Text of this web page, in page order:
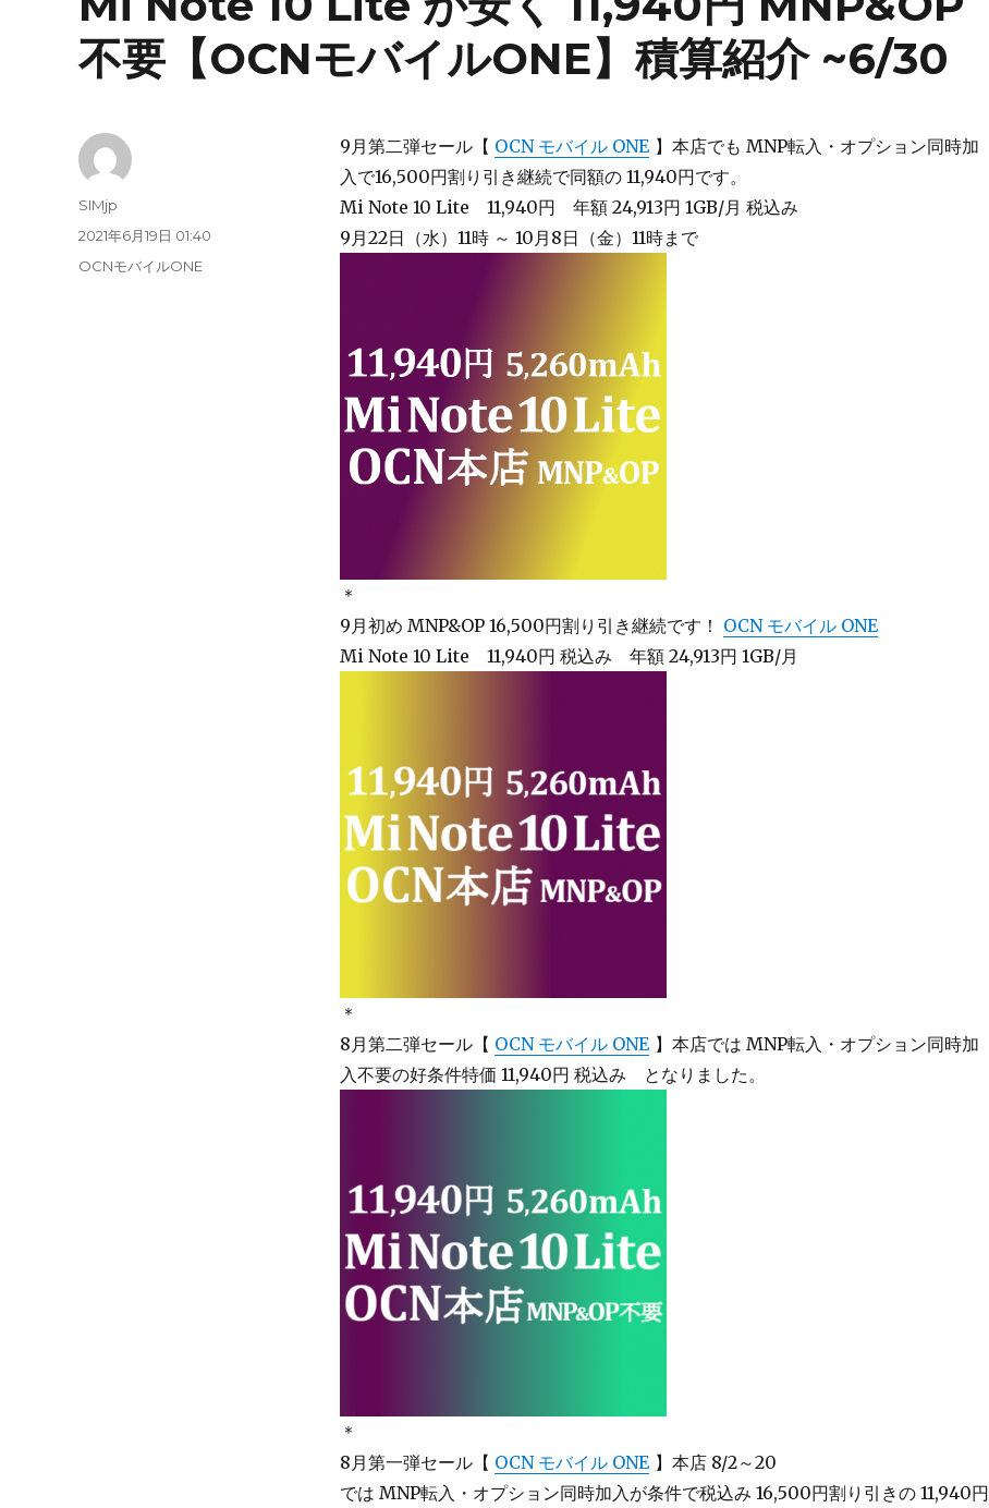
不要【OCNモバイルONE】積算紹介 ~6/30
9月第二弾セール【 OCN モバイル ONE 】本店でも MNP転入・オプション同時加
入で16,500円割り引き継続で同額の 11,940円です。
Mi Note 10 Lite 11,940円 年額 24,913円 1GB/月 税込み
9月22日（水）11時 ～ 10月8日（金）11時まで
＊
9月初め MNP&OP 16,500円割り引き継続です！ OCN モバイル ONE
Mi Note 10 Lite 11,940円 税込み 年額 24,913円 1GB/月
＊
8月第二弾セール【 OCN モバイル ONE 】本店では MNP転入・オプション同時加
入不要の好条件特価 11,940円 税込み となりました。
＊
8月第一弾セール【 OCN モバイル ONE 】本店 8/2～20
では MNP転入・オプション同時加入が条件で税込み 16,500円割り引きの 11,940円
投
稿
SIMjp
投
稿
2021年6月19日 01:40
カ
OCNモバイルONE